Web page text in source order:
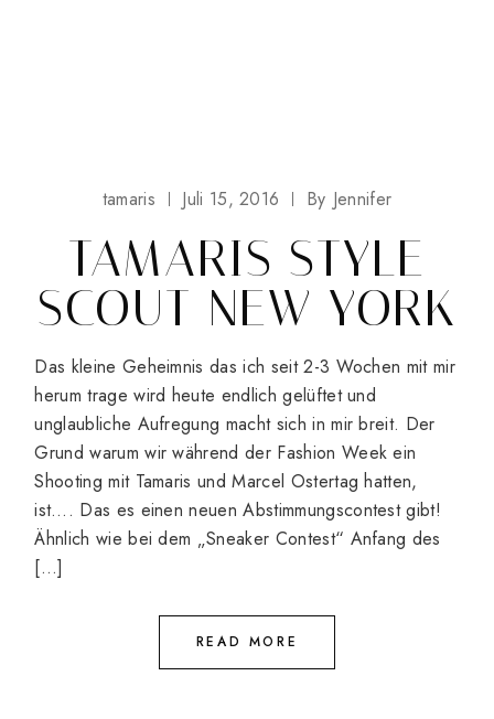
tamaris Juli 15, 2016 By Jennifer
TAMARIS STYLE
SCOUT NEW YORK
Das kleine Geheimnis das ich seit 2-3 Wochen mit mir
herum trage wird heute endlich gelüftet und
unglaubliche Aufregung macht sich in mir breit. Der
Grund warum wir während der Fashion Week ein
Shooting mit Tamaris und Marcel Ostertag hatten,
ist…. Das es einen neuen Abstimmungscontest gibt!
Ähnlich wie bei dem „Sneaker Contest“ Anfang des
[…]
READ MORE